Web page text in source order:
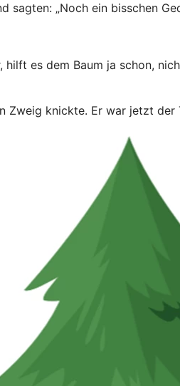
sagten: „Noch ein bisschen
es dem Baum ja schon,
knickte. Er war jetzt der